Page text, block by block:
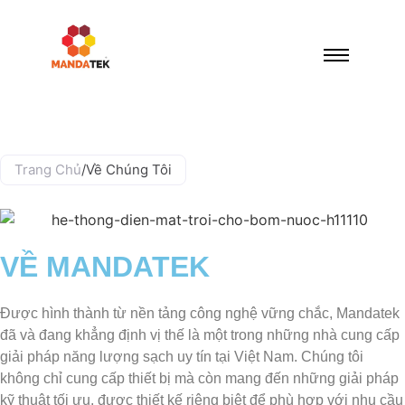
Trang Chủ/Về Chúng Tôi
VỀ MANDATEK
Được hình thành từ nền tảng công nghệ vững chắc, Mandatek
đã và đang khẳng định vị thế là một trong những nhà cung cấp
giải pháp năng lượng sạch uy tín tại Việt Nam. Chúng tôi
không chỉ cung cấp thiết bị mà còn mang đến những giải pháp
kỹ thuật tối ưu, được thiết kế riêng biệt để phù hợp với nhu cầu